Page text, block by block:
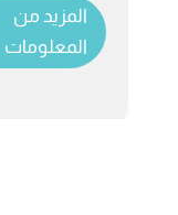
المزيد من
المعلومات